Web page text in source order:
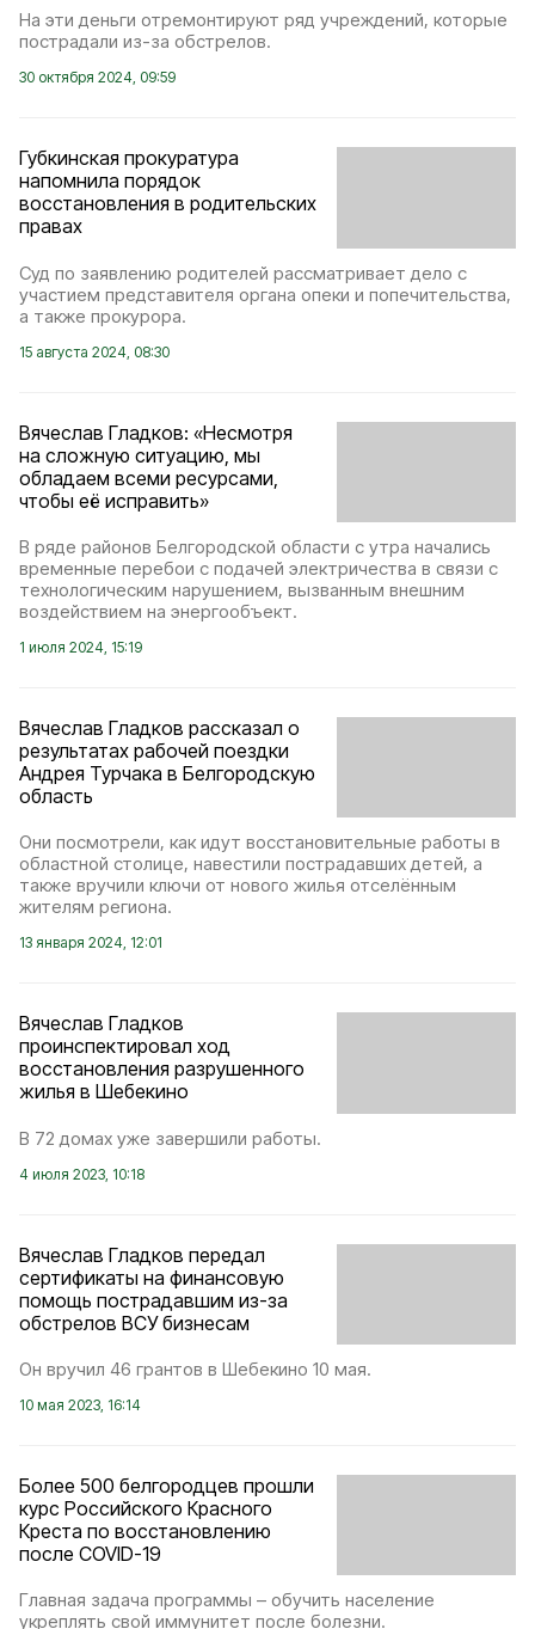
На эти деньги отремонтируют ряд учреждений, которые
пострадали из-за обстрелов.
30 октября 2024, 09:59
Губкинская прокуратура
напомнила порядок
восстановления в родительских
правах
Суд по заявлению родителей рассматривает дело с
участием представителя органа опеки и попечительства,
а также прокурора.
15 августа 2024, 08:30
Вячеслав Гладков: «Несмотря
на сложную ситуацию, мы
обладаем всеми ресурсами,
чтобы её исправить»
В ряде районов Белгородской области с утра начались
временные перебои с подачей электричества в связи с
технологическим нарушением, вызванным внешним
воздействием на энергообъект.
1 июля 2024, 15:19
Вячеслав Гладков рассказал о
результатах рабочей поездки
Андрея Турчака в Белгородскую
область
Они посмотрели, как идут восстановительные работы в
областной столице, навестили пострадавших детей, а
также вручили ключи от нового жилья отселённым
жителям региона.
13 января 2024, 12:01
Вячеслав Гладков
проинспектировал ход
восстановления разрушенного
жилья в Шебекино
В 72 домах уже завершили работы.
4 июля 2023, 10:18
Вячеслав Гладков передал
сертификаты на финансовую
помощь пострадавшим из-за
обстрелов ВСУ бизнесам
Он вручил 46 грантов в Шебекино 10 мая.
10 мая 2023, 16:14
Более 500 белгородцев прошли
курс Российского Красного
Креста по восстановлению
после COVID-19
Главная задача программы – обучить население
укреплять свой иммунитет после болезни.